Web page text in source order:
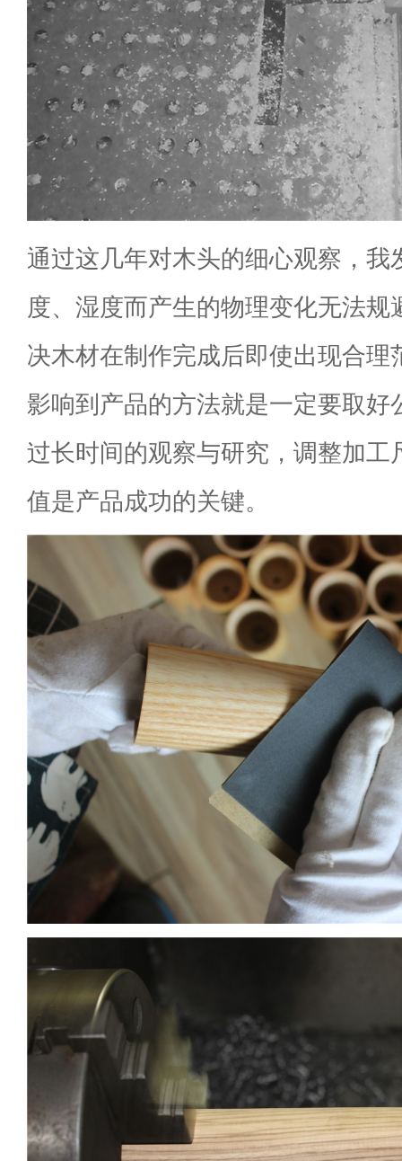
通过这几年对木头的细心观察，我
度、湿度而产生的物理变化无法规
决木材在制作完成后即使出现合理
影响到产品的方法就是一定要取好
过长时间的观察与研究，调整加工
值是产品成功的关键。